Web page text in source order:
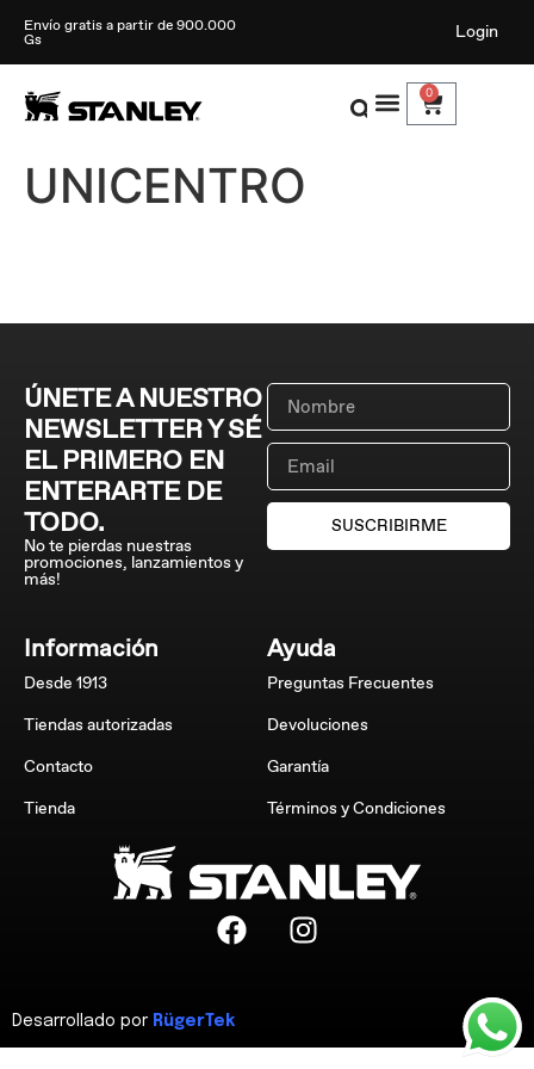
Envío gratis a partir de 900.000
Gs
Login
0
UNICENTRO
ÚNETE A NUESTRO
NEWSLETTER Y SÉ
EL PRIMERO EN
ENTERARTE DE
TODO.
No te pierdas nuestras
promociones, lanzamientos y
más!
SUSCRIBIRME
Información
Desde 1913
Tiendas autorizadas
Contacto
Tienda
Ayuda
Preguntas Frecuentes
Devoluciones
Garantía
Términos y Condiciones
Desarrollado por RügerTek